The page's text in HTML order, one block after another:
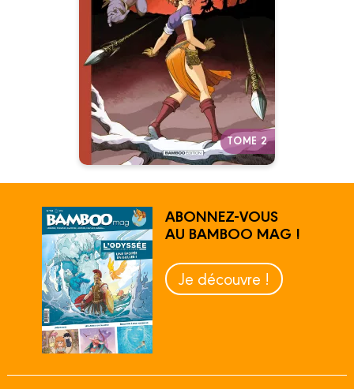
TOME 2
Date de parution :
25/05/2022
Pas évident de retourner à la
campagne quand on a connu le
confort de la ville… même pour
une fée !
Autres tomes
ABONNEZ-VOUS
AU BAMBOO MAG !
Je découvre !